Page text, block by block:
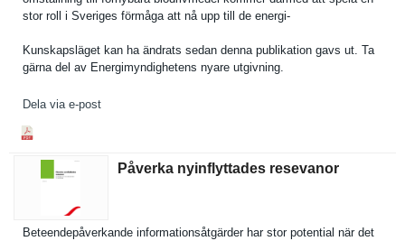
stor roll i Sveriges förmåga att nå upp till de energi-
Kunskapslä­get kan ha ändrats sedan denna publikatio­n gavs ut. Ta
gärna del av Energimynd­ighetens nyare utgivning.
Dela via e-post
Påverka nyinflyttades resevanor
Beteendepå­verkande informatio­nsåtgärder har stor potential när det